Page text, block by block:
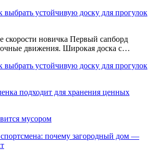
устойчивую доску для прогулок
скорости новичка Первый сапборд
движения. Широкая доска с…
устойчивую доску для прогулок
подходит для хранения ценных
мусором
почему загородный дом —